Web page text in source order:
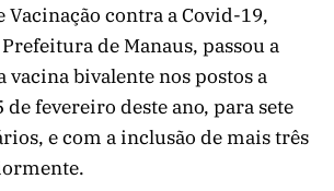
Vacinação contra a Covid-19,
de Manaus, passou a
bivalente nos postos a
fevereiro deste ano, para sete
e com a inclusão de mais três